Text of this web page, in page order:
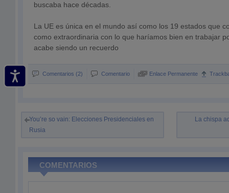
buscaba hace décadas.
La UE es única en el mundo así como los 19 estados que
como extraordinaria con lo que haríamos bien en trabajar
acabe siendo un recuerdo
Comentarios (2) Comentario Enlace Permanente
You’re so vain: Elecciones Presidenciales en
Rusia
La chispa
COMENTARIOS